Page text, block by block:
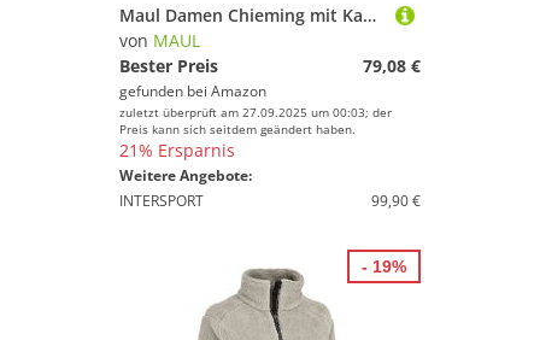
Maul Damen Chieming mit Kapuze Polar-Strickfleece Jacke, Offwhite, 40
von MAUL
Bester Preis
79,08 €
gefunden bei Amazon
zuletzt überprüft am 27.09.2025 um 00:03; der
Preis kann sich seitdem geändert haben.
21% Ersparnis
Weitere Angebote:
INTERSPORT
99,90 €
- 19%